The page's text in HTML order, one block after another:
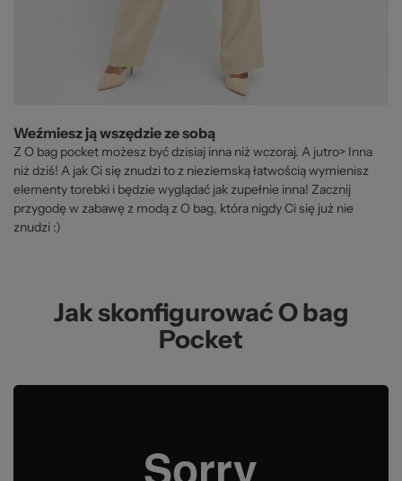
Weźmiesz ją wszędzie ze sobą
Z O bag pocket możesz być dzisiaj inna niż wczoraj. A jutro> Inna
niż dziś! A jak Ci się znudzi to z nieziemską łatwością wymienisz
elementy torebki i będzie wyglądać jak zupełnie inna! Zacznij
przygodę w zabawę z modą z O bag, która nigdy Ci się już nie
znudzi :)
Jak skonfigurować O bag
Pocket